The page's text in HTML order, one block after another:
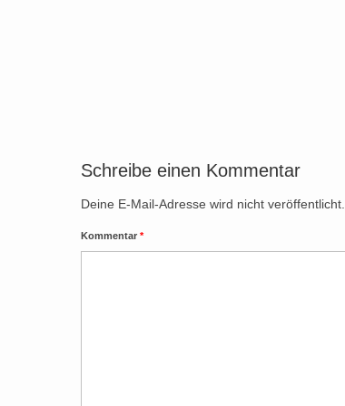
Schreibe einen Kommentar
Deine E-Mail-Adresse wird nicht veröffentlicht.
Kommentar *